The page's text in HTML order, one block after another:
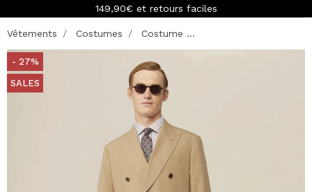
149,90€ et retours faciles
Vêtements Costumes Costume ...
- 27%
SALES